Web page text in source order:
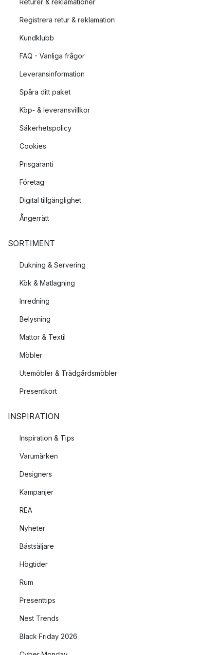
färgerna på ljusen inkluderar ljusrosa, ljusgrön och vinröd.
Ester & erik söker alltid att utöka sin färgkarta, och adderar
ljusfat, och tvärt om. Bortsett från fina ljus från ester & erik så
tillverkas även matchande ljushållare och ljusfat, så att dina ljus
Registrera retur & reklamation
Kundklubb
FAQ - Vanliga frågor
Leveransinformation
Spåra ditt paket
Köp- & leveransvillkor
Säkerhetspolicy
Cookies
Prisgaranti
Företag
Digital tillgänglighet
Ångerrätt
SORTIMENT
Dukning & Servering
Kök & Matlagning
Inredning
Belysning
Mattor & Textil
Möbler
Utemöbler & Trädgårdsmöbler
Presentkort
INSPIRATION
Inspiration & Tips
Varumärken
Designers
Kampanjer
REA
Nyheter
Bästsäljare
Högtider
Rum
Presenttips
Nest Trends
Black Friday 2026